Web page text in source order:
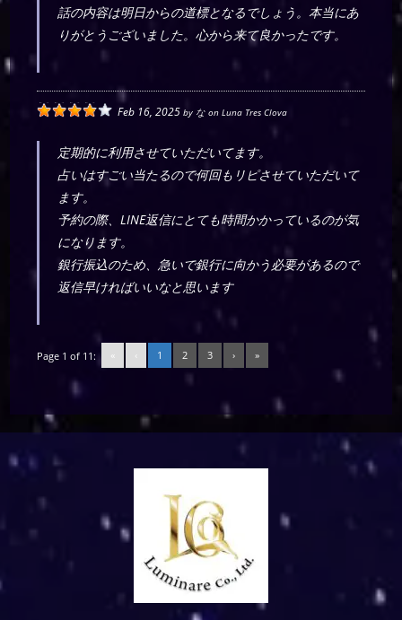
話の内容は明日からの道標となるでしょう。本当にあ
りがとうございました。心から来て良かったです。
Feb 16, 2025 by な onLuna Tres Clova
定期的に利用させていただいてます。
占いはすごい当たるので何回もリピさせていただいて
ます。
予約の際、LINE返信にとても時間かかっているのが気
になります。
銀行振込のため、急いで銀行に向かう必要があるので
返信早ければいいなと思います
Page 1 of 11: « ‹ 1 2 3 › »